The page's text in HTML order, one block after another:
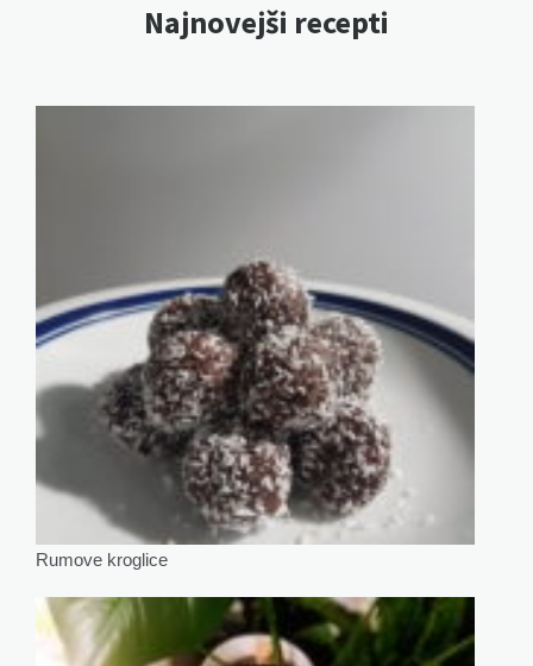
Najnovejši recepti
Rumove kroglice